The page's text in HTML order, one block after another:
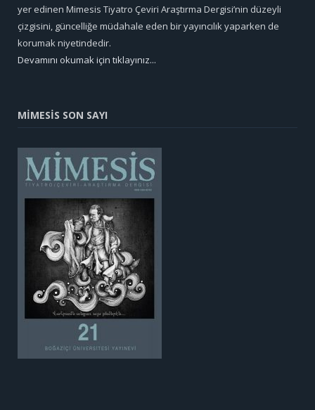
yer edinen Mimesis Tiyatro Çeviri Araştırma Dergisi’nin düzeyli
çizgisini, güncelliğe müdahale eden bir yayıncılık yaparken de
korumak niyetindedir.
Devamını okumak için tıklayınız...
MİMESİS SON SAYI